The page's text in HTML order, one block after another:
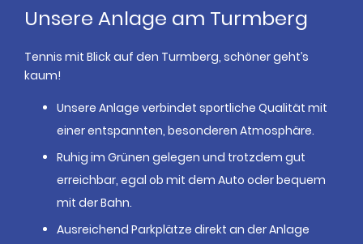
Unsere Anlage am Turmberg
Tennis mit Blick auf den Turmberg, schöner geht’s
kaum!
Unsere Anlage verbindet sportliche Qualität mit
einer entspannten, besonderen Atmosphäre.
Ruhig im Grünen gelegen und trotzdem gut
erreichbar, egal ob mit dem Auto oder bequem
mit der Bahn.
Ausreichend Parkplätze direkt an der Anlage